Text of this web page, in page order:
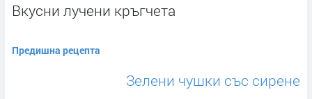
Вкусни лучени кръгчета
Предишна рецепта
Зелени чушки със сирене